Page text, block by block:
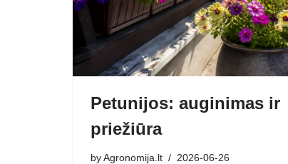
Petunijos: auginimas ir
priežiūra
byAgronomija.lt 2026-06-26